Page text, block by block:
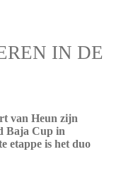
IN DE
van Heun zijn
Baja Cup in
etappe is het duo